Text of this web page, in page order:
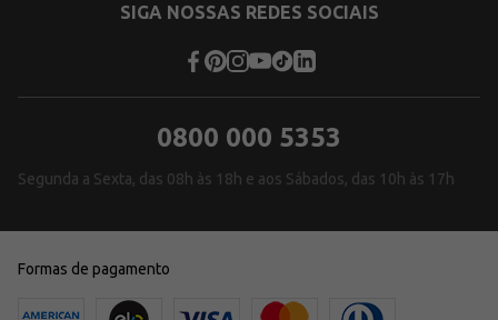
SIGA NOSSAS REDES SOCIAIS
0800 000 5353
Segunda a Sexta, das 08h às 18h e aos Sábados, das 10h às 17h
Formas de pagamento